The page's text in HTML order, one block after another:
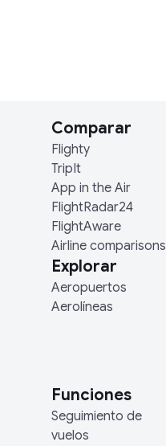
Comparar
Flighty
TripIt
App in the Air
FlightRadar24
FlightAware
Airline comparisons
Explorar
Aeropuertos
Aerolíneas
Funciones
Seguimiento de
vuelos